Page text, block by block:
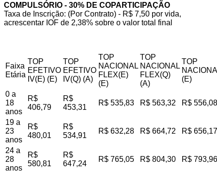
COMPULSÓRIO - 30% DE COPARTICIPAÇÃO
Taxa de Inscrição: (Por Contrato) - R$ 7,50 por vida,
acrescentar IOF de 2,38% sobre o valor total final
Faixa
Etária
TOP
EFETIVO
IV(E) (E)
TOP
EFETIVO
IV(Q) (A)
TOP
NACIONAL
FLEX(E)
(E)
TOP
NACIONAL
FLEX(Q)
(A)
TOP
(E)
0 a
18
anos
R$
406,79
R$
453,31
R$ 535,83 R$ 563,32 R$ 556,08
19 a
23
anos
R$
480,01
R$
534,91
R$ 632,28 R$ 664,72 R$ 656,17
24 a
28
anos
R$
580,81
R$
647,24
R$ 765,05 R$ 804,30 R$ 793,96